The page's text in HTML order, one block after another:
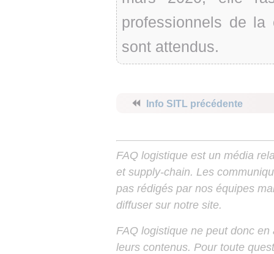
professionnels de la
sont attendus.
⏪ Info SITL précédente
FAQ logistique est un média
et supply-chain. Les
pas rédigés par nos équipes
diffuser sur notre site.
FAQ logistique ne peut donc
leurs contenus. Pour toute